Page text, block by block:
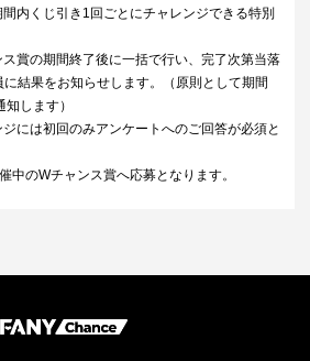
間内くじ引き1回ごとにチャレンジできる特別
ス賞の期間終了後に一括で行い、完了次第当落
結果をお知らせします。（原則として期間
します）
ジには初回のみアンケートへのご回答が必須と
中のWチャンス賞へ応募となります。